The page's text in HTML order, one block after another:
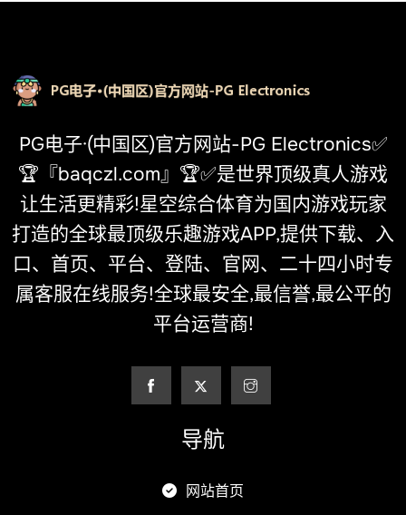
PG电子·(中国区)官方网站-PG Electronics✅
🏆『baqczl.com』🏆✅是世界顶级真人游戏
让生活更精彩!星空综合体育为国内游戏玩家
打造的全球最顶级乐趣游戏APP,提供下载、入
口、首页、平台、登陆、官网、二十四小时专
属客服在线服务!全球最安全,最信誉,最公平的
平台运营商!
导航
网站首页